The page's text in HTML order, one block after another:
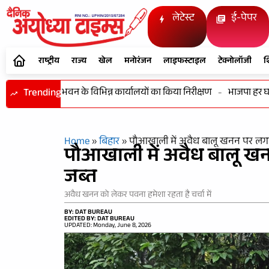
लेटेस्ट ई-पेपर
राष्ट्रीय राज्य खेल मनोरंजन लाइफस्टाइल टेक्नोलॉजी
Trending
एवं विकास भवन के विभिन्न कार्यालयों का किया निरीक्षण - भाजपा हर घर
Home»बिहार»पौआखाली में अवैध बालू खनन पर
पौआखाली में अवैध बालू खनन
जब्त
अवैध खनन को लेकर पवना हमेशा रहता है चर्चा में
BY: DAT BUREAU
EDITED BY: DAT BUREAU
UPDATED: Monday, June 8, 2026